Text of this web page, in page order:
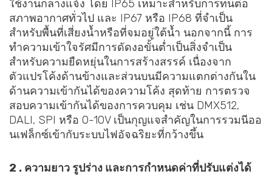
ใช้งานกลางแจ้ง โดย IP65 เหมาะสำหรับการทนต่อ
สภาพอากาศทั่วไป และ IP67 หรือ IP68 ที่จำเป็น
สำหรับพื้นที่เสี่ยงน้ำหรือที่จมอยู่ใต้น้ำ นอกจากนี้ การ
ทำความเข้าใจรัศมีการดัดงอขั้นต่ำเป็นสิ่งจำเป็น
สำหรับความยืดหยุ่นในการสร้างสรรค์ เนื่องจาก
ตัวแปรโค้งด้านข้างและส่วนบนมีความแตกต่างกันใน
ด้านความเข้ากันได้ของความโค้ง สุดท้าย การตรวจ
สอบความเข้ากันได้ของการควบคุม เช่น DMX512,
DALI, SPI หรือ 0-10V เป็นกุญแจสำคัญในการรวมนีออ
นเฟล็กซ์เข้ากับระบบไฟอัจฉริยะที่กว้างขึ้น
2 . ความยาว รูปร่าง และการกำหนดค่าที่ปรับแต่งได้